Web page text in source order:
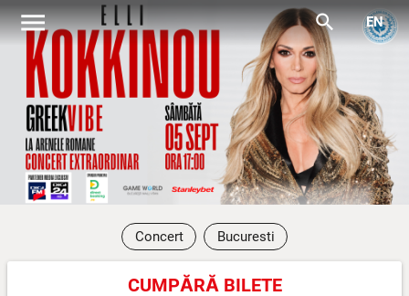
menu search EN
Concert Bucuresti
CUMPĂRĂ BILETE